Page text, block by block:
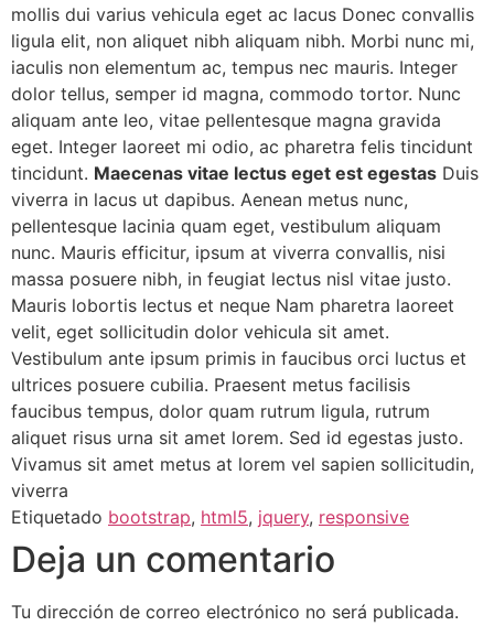
mollis dui varius vehicula eget ac lacus Donec convallis
ligula elit, non aliquet nibh aliquam nibh. Morbi nunc mi,
iaculis non elementum ac, tempus nec mauris. Integer
dolor tellus, semper id magna, commodo tortor. Nunc
aliquam ante leo, vitae pellentesque magna gravida
eget. Integer laoreet mi odio, ac pharetra felis tincidunt
tincidunt. Maecenas vitae lectus eget est egestas Duis
viverra in lacus ut dapibus. Aenean metus nunc,
pellentesque lacinia quam eget, vestibulum aliquam
nunc. Mauris efficitur, ipsum at viverra convallis, nisi
massa posuere nibh, in feugiat lectus nisl vitae justo.
Mauris lobortis lectus et neque Nam pharetra laoreet
velit, eget sollicitudin dolor vehicula sit amet.
Vestibulum ante ipsum primis in faucibus orci luctus et
ultrices posuere cubilia. Praesent metus facilisis
faucibus tempus, dolor quam rutrum ligula, rutrum
aliquet risus urna sit amet lorem. Sed id egestas justo.
Vivamus sit amet metus at lorem vel sapien sollicitudin,
viverra
Etiquetado bootstrap, html5, jquery, responsive
Deja un comentario
Tu dirección de correo electrónico no será publicada.